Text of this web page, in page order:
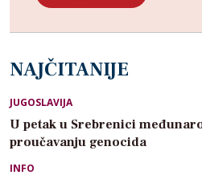
NAJČITANIJE
JUGOSLAVIJA
U petak u Srebrenici
proučavanju genocida
INFO